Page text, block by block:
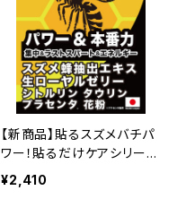
【新商品】貼るスズメバチパ
ワー！貼るだけケアシリー
ズ 貼るだけPotion Type
S Suzumebachi
¥2,410